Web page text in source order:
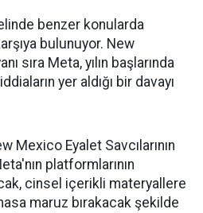
benzer konularda
bulunuyor. New
sıra Meta, yılın başlarında
yer aldığı bir davayı
Mexico Eyalet Savcılarının
platformlarının
cinsel içerikli materyallere
maruz bırakacak şekilde